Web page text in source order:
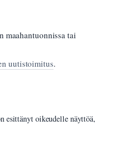
tai
uutistoimitus.
esittänyt oikeudelle näyttöä,